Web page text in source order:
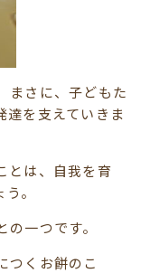
まさに、子どもた
達を支えていきま
とは、自我を育
。
一つです。
つくお餅のこ